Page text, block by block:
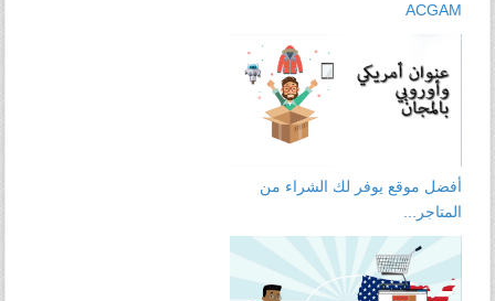
ACGAM
أفضل موقع يوفر لك الشراء من
المتاجر...